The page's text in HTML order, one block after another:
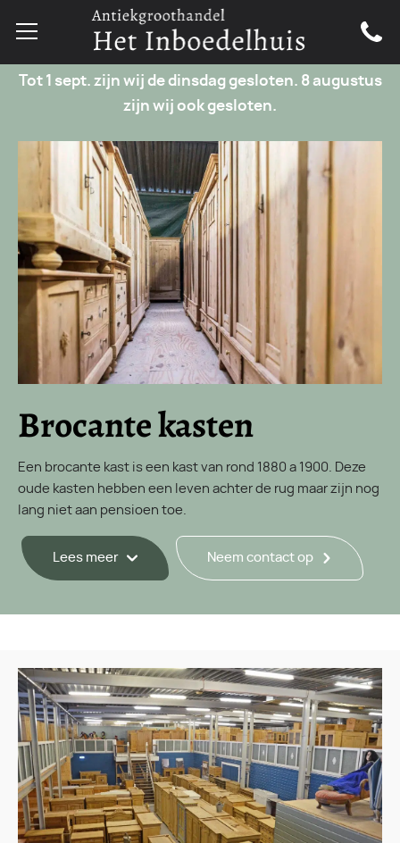
Tot 1 sept. zijn wij de dinsdag gesloten. 8 augustus
zijn wij ook gesloten.
Brocante kasten
Een brocante kast is een kast van rond 1880 a 1900. Deze
oude kasten hebben een leven achter de rug maar zijn nog
lang niet aan pensioen toe.
Lees meer Neem contact op